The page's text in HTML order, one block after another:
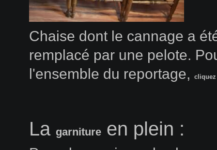
Chaise dont le cannage a
remplacé par une pelote.
l'ensemble du reportage,
La garniture en plein :